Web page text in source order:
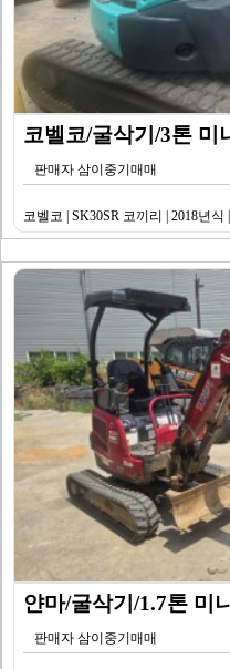
판매자 삼이중기매매
코벨코 | SK30SR 코끼리 | 2018년식
판매자 삼이중기매매